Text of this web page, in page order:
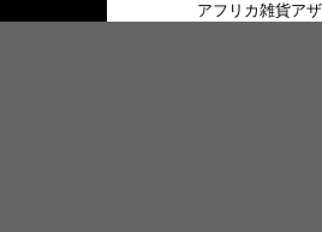
アフリカ雑貨ア